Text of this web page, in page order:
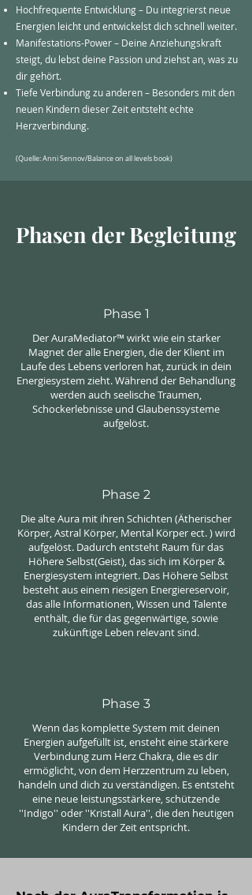
Hochfrequente Entwicklung – Du integrierst neue
Energien leicht und entwickelst dich schnell weiter.
Manifestations-Power – Deine Anziehungskraft
steigt, du lebst deine Passion und ziehst an, was zu
dir gehört.
Tiefe Verbindung zu anderen – Besonders mit den
neuen Kindern dieser Zeit entsteht echte
Herzverbindung.
​(Quelle: Anni Sennov/Balance on all levels book)​​​
Phasen der Begleitung
Phase 1
Der AuraMediator™ wirkt wie ein starker
Magnet der alle Energien, die der Klient im
Laufe des Lebens verloren hat, zurück in dein
Energiesystem zieht. Während der Behandlung
werden auch seelische Traumen,
Schockerlebnisse und Glaubenssysteme
aufgelöst.
Phase 2
Die alte Aura mit ihren Schichten (Ätherischer
Körper, Astral Körper, Mental Körper ect. ) wird
aufgelöst. Dadurch entsteht Raum für das
Höhere Selbst(Geist), das sich im Körper &
Energiesystem integriert. Das Höhere Selbst
besteht aus einem riesigen Energiereservoir,
das alle Informationen, Wissen und Talente
enthält, die für das gegenwärtige, sowie
zukünftige Leben relevant sind.
Phase 3
Wenn das komplette System mit deinen
Energien aufgefüllt ist, ensteht eine stärkere
Verbindung zum Herz Chakra, die es dir
ermöglicht, von dem Herzzentrum zu leben,
handeln und dich zu verständigen. Es entsteht
eine neue leistungsstärkere, schützende
''Indigo'' oder ''Kristall Aura'', die den heutigen
Kindern der Zeit entspricht.